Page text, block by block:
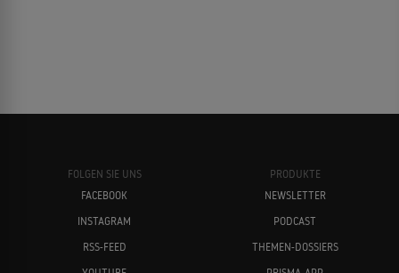
FOLGEN SIE UNS
FACEBOOK
INSTAGRAM
RSS-FEED
PRODUKTE
NEWSLETTER
PODCAST
THEMEN-DOSSIERS